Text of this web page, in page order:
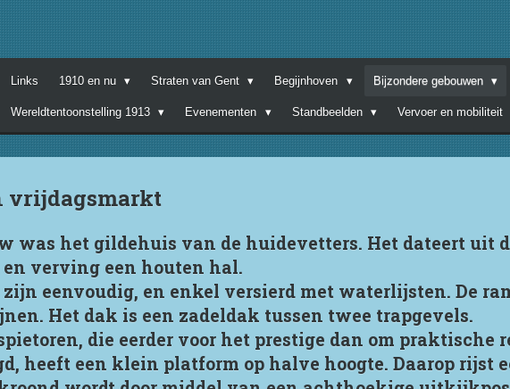
Links 1910 en nu Straten van Gent Begijnhoven Bijzondere gebouwen
Wereldtentoonstelling 1913 Evenementen Standbeelden Vervoer en mobiliteit
vrijdagsmarkt
was het gildehuis van de huidevetters. Het dateert uit
en verving een houten hal.
zijn eenvoudig, en enkel versierd met waterlijsten. De
Het dak is een zadeldak tussen twee trapgevels.
die eerder voor het prestige dan om praktische
heeft een klein platform op halve hoogte. Daarop rijst